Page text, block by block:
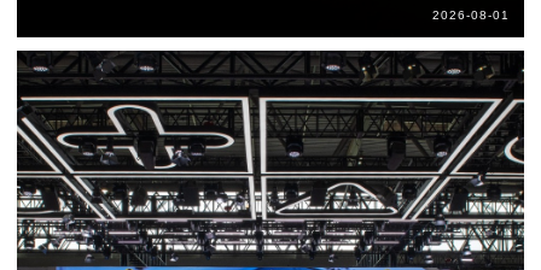
2026-08-01